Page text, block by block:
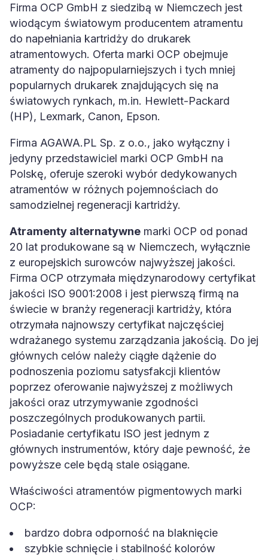
Firma OCP GmbH z siedzibą w Niemczech jest
wiodącym światowym producentem atramentu
do napełniania kartridży do drukarek
atramentowych. Oferta marki OCP obejmuje
atramenty do najpopularniejszych i tych mniej
popularnych drukarek znajdujących się na
światowych rynkach, m.in. Hewlett-Packard
(HP), Lexmark, Canon, Epson.
Firma AGAWA.PL Sp. z o.o., jako wyłączny i
jedyny przedstawiciel marki OCP GmbH na
Polskę, oferuje szeroki wybór dedykowanych
atramentów w różnych pojemnościach do
samodzielnej regeneracji kartridży.
Atramenty alternatywne marki OCP od ponad
20 lat produkowane są w Niemczech, wyłącznie
z europejskich surowców najwyższej jakości.
Firma OCP otrzymała międzynarodowy certyfikat
jakości ISO 9001:2008 i jest pierwszą firmą na
świecie w branży regeneracji kartridży, która
otrzymała najnowszy certyfikat najczęściej
wdrażanego systemu zarządzania jakością. Do jej
głównych celów należy ciągłe dążenie do
podnoszenia poziomu satysfakcji klientów
poprzez oferowanie najwyższej z możliwych
jakości oraz utrzymywanie zgodności
poszczególnych produkowanych partii.
Posiadanie certyfikatu ISO jest jednym z
głównych instrumentów, który daje pewność, że
powyższe cele będą stale osiągane.
Właściwości atramentów pigmentowych marki
OCP:
bardzo dobra odporność na blaknięcie
szybkie schnięcie i stabilność kolorów